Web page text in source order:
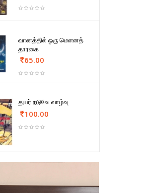
வானத்தில் ஒரு மெளனத்
தாரகை
65.00
துயர் நடுவே வாழ்வு
100.00